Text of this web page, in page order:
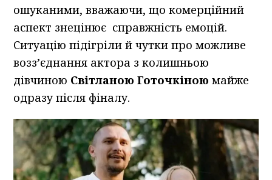
ошуканими, вважаючи, що комерційний
аспект знецінює справжність емоцій.
Ситуацію підігріли й чутки про можливе
возз’єднання актора з колишньою
дівчиною Світланою Готочкіною майже
одразу після фіналу.